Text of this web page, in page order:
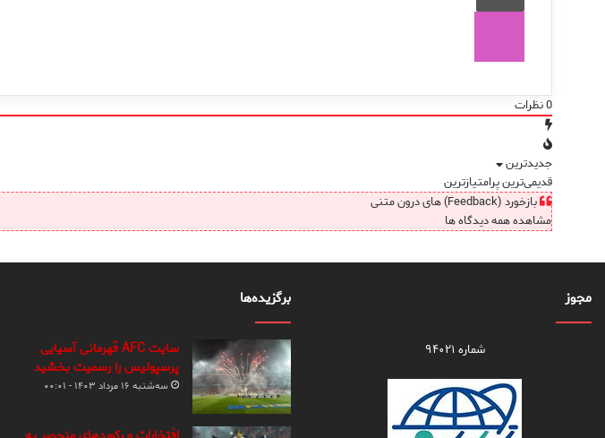
0نظرات
جدیدترین
قدیمی‌ترینپرامتیازترین
بازخورد (Feedback) های درون متنی
مشاهده همه دیدگاه ها
مجوز
شماره ۹۴۰۲۱
برگزیده‌ها
سایت AFC قهرمانی آسیایی
پرسپولیس را رسمیت بخشید
سه‌شنبه ۱۶ مرداد ۱۴۰۳ - ۰۰:۰۱